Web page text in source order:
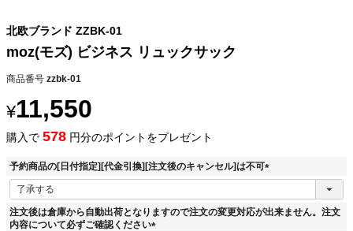
北欧ブランド ZZBK-01
moz(モズ) ビジネス リュックサック
商品番号 zzbk-01
¥11,550
購入で 578 円分のポイントをプレゼント
予約商品の[日付指定][代金引換][注文後のキャンセル]は不可
(
須
)
注文後は倉庫から自動出荷となりますので注文の変更対応が出来ません。注文
内容について必ずご確認ください